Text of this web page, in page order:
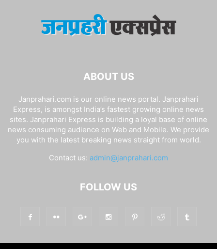
ABOUT US
Janprahari.com is our online news portal. Janprahari
Express, is amongst India’s fastest growing online news
sites. Janprahari Express is building a loyal base of online
news consuming audience on Web and Mobile. We provide
you with the latest breaking news straight from world.
Contact us: admin@janprahari.com
FOLLOW US